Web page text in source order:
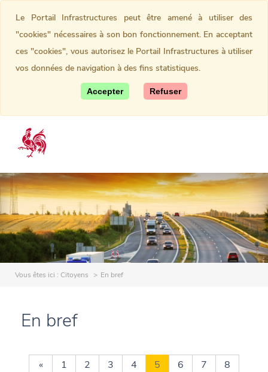
Vous êtes ici : Citoyens En bref
En bref
« 1 2 3 4 5 6 7
8
Le Portail Infrastructures peut être amené à utiliser des
"cookies" nécessaires à son bon fonctionnement. En acceptant
ces "cookies", vous autorisez le Portail Infrastructures à utiliser
vos données de navigation à des fins statistiques.
Accepter Refuser